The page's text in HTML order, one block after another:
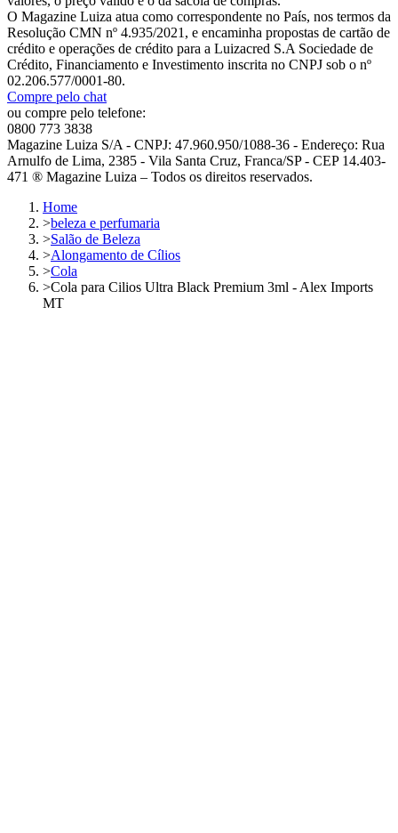
O Magazine Luiza atua como correspondente no País, nos termos da
Resolução CMN nº 4.935/2021, e encaminha propostas de cartão de
crédito e operações de crédito para a Luizacred S.A Sociedade de
Crédito, Financiamento e Investimento inscrita no CNPJ sob o nº
02.206.577/0001-80.
Compre pelo chat
ou compre pelo telefone:
0800 773 3838
Magazine Luiza S/A - CNPJ: 47.960.950/1088-36 - Endereço: Rua
Arnulfo de Lima, 2385 - Vila Santa Cruz, Franca/SP - CEP 14.403-
471 ® Magazine Luiza – Todos os direitos reservados.
Home
>beleza e perfumaria
>Salão de Beleza
>Alongamento de Cílios
>Cola
>Cola para Cilios Ultra Black Premium 3ml - Alex Imports
MT